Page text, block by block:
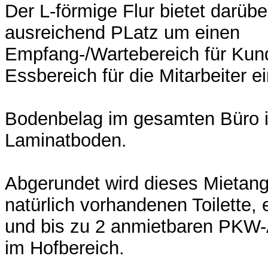
Der L-förmige Flur bietet
ausreichend PLatz um einen
Empfang-/Wartebereich für
Essbereich für die Mitarbeiter
Bodenbelag im gesamten Büro
Laminatboden.
Abgerundet wird dieses
natürlich vorhandenen Toilette,
und bis zu 2 anmietbaren
im Hofbereich.